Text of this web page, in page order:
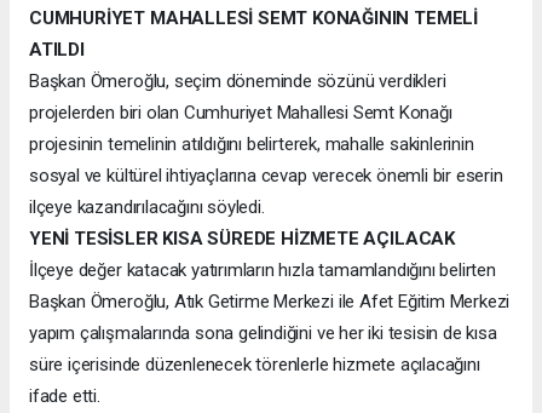
CUMHURİYET MAHALLESİ SEMT KONAĞININ TEMELİ
ATILDI
Başkan Ömeroğlu, seçim döneminde sözünü verdikleri
projelerden biri olan Cumhuriyet Mahallesi Semt Konağı
projesinin temelinin atıldığını belirterek, mahalle sakinlerinin
sosyal ve kültürel ihtiyaçlarına cevap verecek önemli bir eserin
ilçeye kazandırılacağını söyledi.
YENİ TESİSLER KISA SÜREDE HİZMETE AÇILACAK
İlçeye değer katacak yatırımların hızla tamamlandığını belirten
Başkan Ömeroğlu, Atık Getirme Merkezi ile Afet Eğitim Merkezi
yapım çalışmalarında sona gelindiğini ve her iki tesisin de kısa
süre içerisinde düzenlenecek törenlerle hizmete açılacağını
ifade etti.